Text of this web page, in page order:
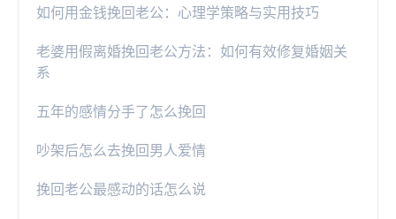
如何用金钱挽回老公：心理学策略与实用技巧
老婆用假离婚挽回老公方法：如何有效修复婚姻关
系
五年的感情分手了怎么挽回
吵架后怎么去挽回男人爱情
挽回老公最感动的话怎么说